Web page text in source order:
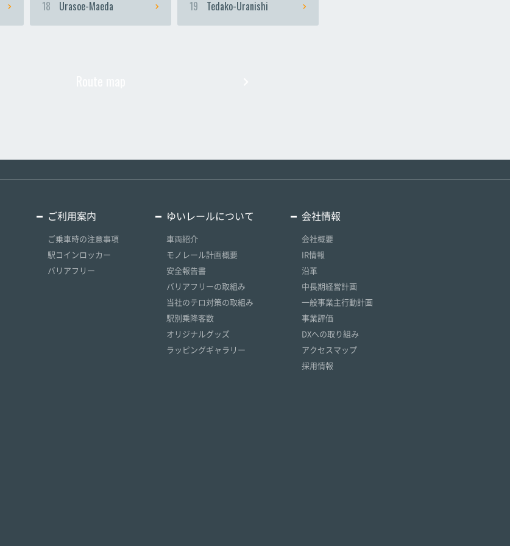
18 Urasoe-Maeda 19 Tedako-Uranishi
ご利用案内
ご乗車時の注意事項
駅コインロッカー
バリアフリー
ゆいレールについて
車両紹介
モノレール計画概要
安全報告書
バリアフリーの取組み
当社のテロ対策の取組み
駅別乗降客数
オリジナルグッズ
ラッピングギャラリー
会社情報
会社概要
IR情報
沿革
中長期経営計画
一般事業主行動計画
事業評価
DXへの取り組み
アクセスマップ
採用情報